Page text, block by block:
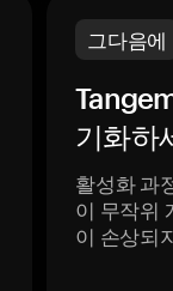
그다음에
기화하
활성화 과
이 무작위
이 손상되